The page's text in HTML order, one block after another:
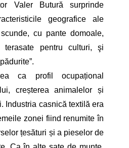
Valer Butură surprinde
geografice ale
cu pante domoale,
terasate pentru culturi, şi
ca profil ocupațional
creșterea animalelor și
Industria casnică textilă era
zonei fiind renumite în
țesături și a pieselor de